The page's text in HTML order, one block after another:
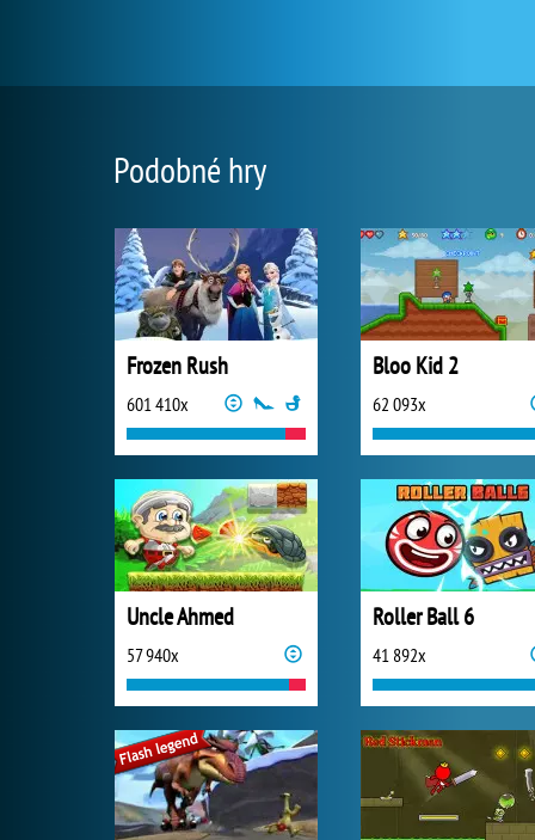
Podobné hry
Frozen Rush
601 410x
Bloo Kid 2
62 093x
Uncle Ahmed
57 940x
Roller Ball 6
41 892x